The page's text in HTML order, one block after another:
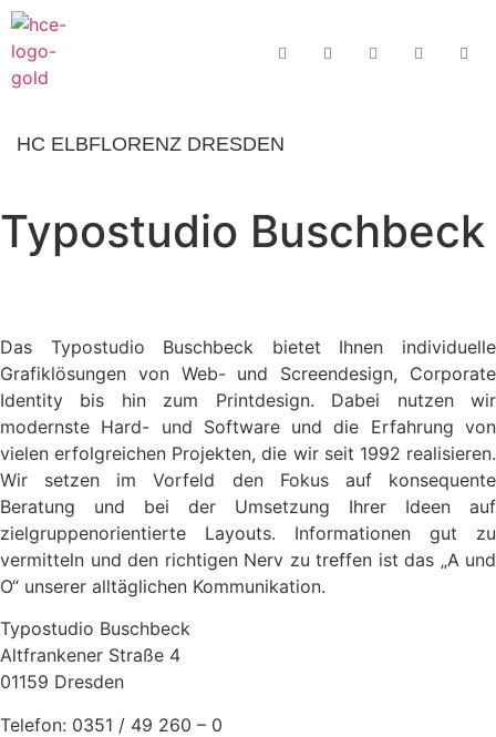
HC ELBFLORENZ DRESDEN
Typostudio Buschbeck
Das Typostudio Buschbeck bietet Ihnen individuelle
Grafiklösungen von Web- und Screendesign, Corporate
Identity bis hin zum Printdesign. Dabei nutzen wir
modernste Hard- und Software und die Erfahrung von
vielen erfolgreichen Projekten, die wir seit 1992 realisieren.
Wir setzen im Vorfeld den Fokus auf konsequente
Beratung und bei der Umsetzung Ihrer Ideen auf
zielgruppenorientierte Layouts. Informationen gut zu
vermitteln und den richtigen Nerv zu treffen ist das „A und
O“ unserer alltäglichen Kommunikation.
Typostudio Buschbeck
Altfrankener Straße 4
01159 Dresden
Telefon: 0351 / 49 260 – 0